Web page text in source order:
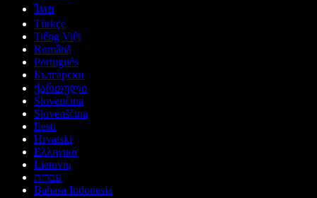
ไทย
Türkçe
Tiếng Việt
Română
Português
Български
ქართული
Slovenčina
Slovenščina
Eesti
Hrvatski
Ελληνικά
Lietuvių
עברית
Bahasa Indonesia